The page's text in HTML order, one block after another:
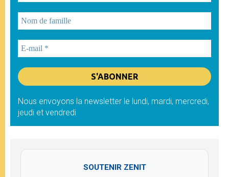
Nous envoyons la newsletter le lundi, mardi, mercredi,
jeudi et vendredi
SOUTENIR ZENIT